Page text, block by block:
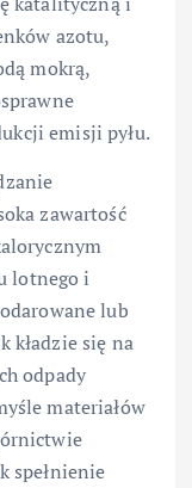
azotu,
mokrą,
emisji pyłu.
zawartość
lotnego i
lub
kładzie się na
odpady
materiałów
spełnienie